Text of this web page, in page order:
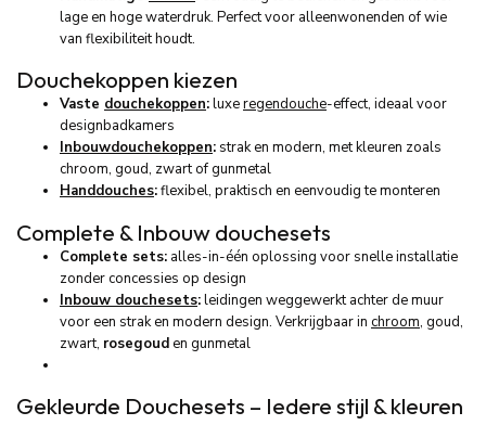
lage en hoge waterdruk. Perfect voor alleenwonenden of wie
van flexibiliteit houdt.
Douchekoppen kiezen
Vaste douchekoppen:luxeregendouche-effect, ideaal voor
designbadkamers
Inbouwdouchekoppen: strak en modern, met kleuren zoals
chroom, goud, zwart of gunmetal
Handdouches:flexibel, praktisch en eenvoudig te monteren
Complete & Inbouw douchesets
Complete sets: alles-in-één oplossing voor snelle installatie
zonder concessies op design
Inbouw douchesets:leidingen weggewerkt achter de muur
voor een strak en modern design. Verkrijgbaar in chroom, goud,
zwart, rosegouden gunmetal
Gekleurde Douchesets – Iedere stijl & kleuren